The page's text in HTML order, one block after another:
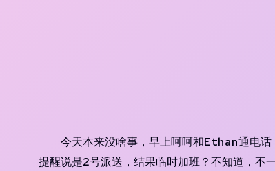
今天本来没啥事，早上呵呵和Ethan通电
提醒说是2号派送，结果临时加班？不知道，不